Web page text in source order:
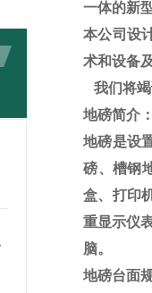
一体的新
本公司设
术和设备
我们将
地磅简介
地磅是设
磅、槽钢
盒、打印
重显示仪
脑。
地磅台面